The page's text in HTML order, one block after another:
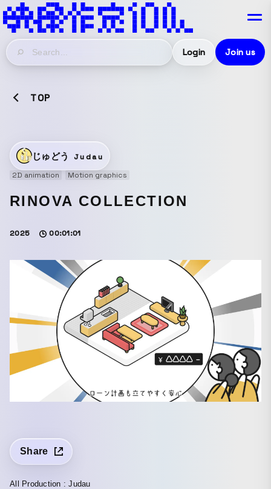
Login Join us
TOP
じゅどう
Judau
2D animation
Motion graphics
RINOVA COLLECTION
2025 00:01:01
Share
All Production : Judau